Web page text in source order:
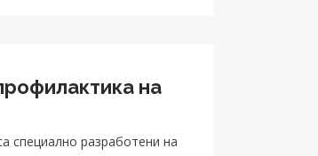
на
специално разработени на